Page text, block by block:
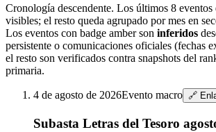
Cronología descendente. Los últimos 8 eventos
visibles; el resto queda agrupado por mes en
Los eventos con badge amber son inferidos
persistente o comunicaciones oficiales (fechas
el resto son verificados contra snapshots del
primaria.
4 de agosto de 2026Evento macro 🔗
Subasta Letras del Tesoro